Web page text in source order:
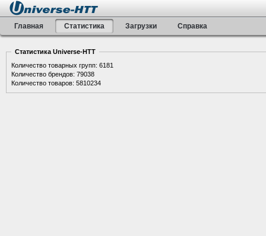
Главная Статистика Загрузки Справка
Статистика Universe-HTT
Количество товарных групп: 6181
Количество брендов: 79038
Количество товаров: 5810234